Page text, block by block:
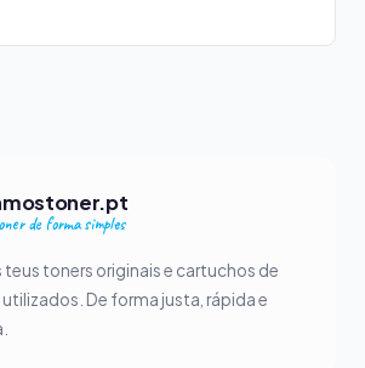
de forma simples
toners originais e cartuchos de
De forma justa, rápida e